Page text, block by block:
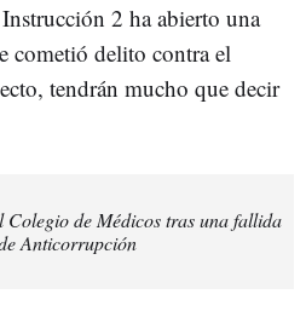
2 ha abierto una
cometió delito contra el
tendrán mucho que decir
Colegio de Médicos tras una fallida
Anticorrupción